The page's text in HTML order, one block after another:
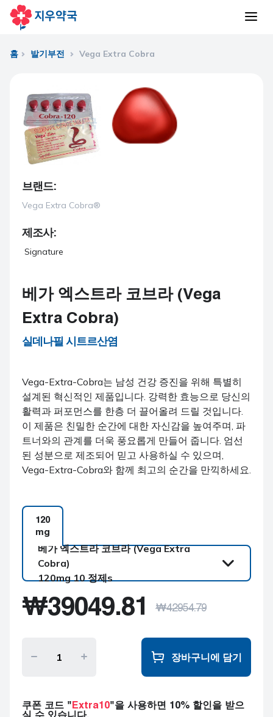
홈 발기부전 Vega Extra Cobra
브랜드:
Vega Extra Cobra®
제조사:
Signature
베가 엑스트라 코브라 (Vega
Extra Cobra)
실데나필 시트르산염
Vega-Extra-Cobra는 남성 건강 증진을 위해 특별히
설계된 혁신적인 제품입니다. 강력한 효능으로 당신의
활력과 퍼포먼스를 한층 더 끌어올려 드릴 것입니다.
이 제품은 친밀한 순간에 대한 자신감을 높여주며, 파
트너와의 관계를 더욱 풍요롭게 만들어 줍니다. 엄선
된 성분으로 제조되어 믿고 사용하실 수 있으며,
Vega-Extra-Cobra와 함께 최고의 순간을 만끽하세요.
120
mg
베가 엑스트라 코브라 (Vega Extra
Cobra)
120mg 10 정제s
(Vega Extra Cobra)
120mg 10 정제s
120mg 20 정제s
120mg 30 정제s
₩39049.81 ₩42954.79
장바구니에 담기
쿠폰 코드 " Extra10"을 사용하면 10% 할인을 받으